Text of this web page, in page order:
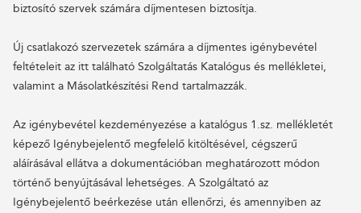
biztosító szervek számára díjmentesen biztosítja.
Új csatlakozó szervezetek számára a díjmentes igénybevétel
feltételeit az itt található Szolgáltatás Katalógus és mellékletei,
valamint a Másolatkészítési Rend tartalmazzák.
Az igénybevétel kezdeményezése a katalógus 1.sz. mellékletét
képező Igénybejelentő megfelelő kitöltésével, cégszerű
aláírásával ellátva a dokumentációban meghatározott módon
történő benyújtásával lehetséges. A Szolgáltató az
Igénybejelentő beérkezése után ellenőrzi, és amennyiben az